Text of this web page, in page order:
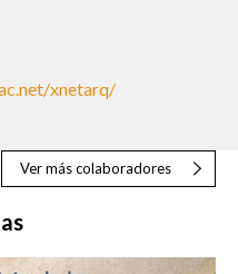
xnetarq/
Ver más colaboradores